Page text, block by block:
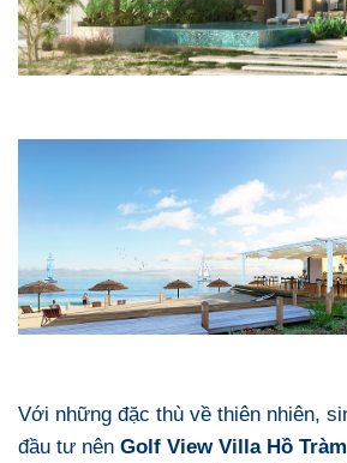
Với những đặc thù về thiên nhiên,
đầu tư nên Golf View Villa Hồ Tràm